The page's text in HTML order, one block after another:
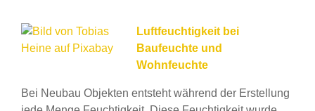
Luftfeuchtigkeit bei
Baufeuchte und
Wohnfeuchte
Bei Neubau Objekten entsteht während der Erstellung